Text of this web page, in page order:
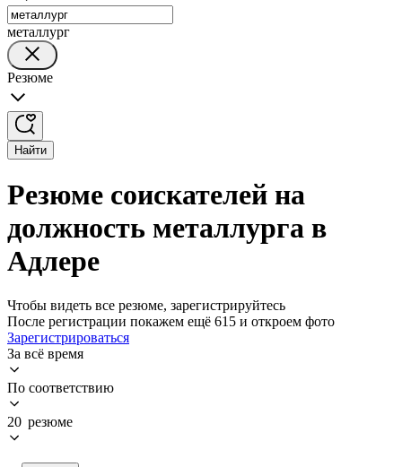
металлург
Резюме
Найти
Резюме соискателей на
должность металлурга в
Адлере
Чтобы видеть все резюме, зарегистрируйтесь
После регистрации покажем ещё 615 и откроем фото
Зарегистрироваться
За всё время
По соответствию
20 резюме